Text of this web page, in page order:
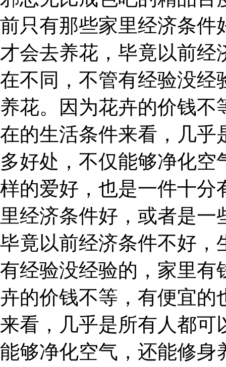
前只有那些家里经济条件
才会去养花，毕竟以前
在不同，不管有经验没经
养花。因为花卉的价钱
在的生活条件来看，几乎
多好处，不仅能够净化
样的爱好，也是一件十分
里经济条件好，或者是
毕竟以前经济条件不好，
有经验没经验的，家里有
卉的价钱不等，有便宜
来看，几乎是所有人都可
能够净化空气，还能修身